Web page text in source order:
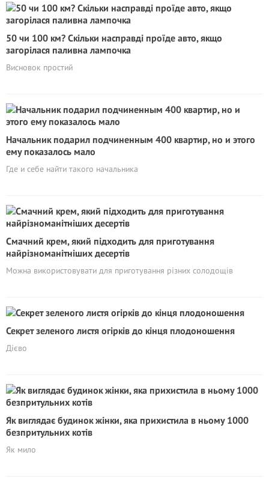
50 чи 100 км? Скільки насправді проїде авто, якщо
загорілася паливна лампочка
Висновок простий
Начальник подарил подчиненным 400 квартир, но и этого
ему показалось мало
Где и себе найти такого начальника
Смачний крем, який підходить для приготування
найрізноманітніших десертів
Можна використовувати для приготування різних солодощів
Секрет зеленого листя огірків до кінця плодоношення
Дієво
Як виглядає будинок жінки, яка прихистила в ньому 1000
безпритульних котів
Як мило